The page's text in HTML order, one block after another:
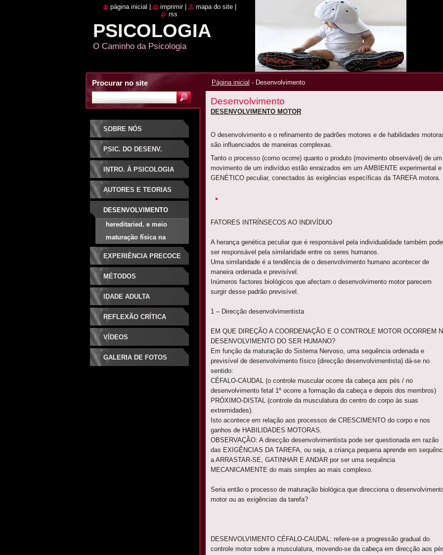
PSICOLOGIA
O Caminho da Psicologia
Página inicial - Desenvolvimento
Desenvolvimento
DESENVOLVIMENTO MOTOR
O desenvolvimento e o refinamento de padrões motores e de habilidades
são influenciados de maneiras complexas.
Tanto o processo (como ocorre) quanto o produto (movimento observável) de um
movimento de um indivíduo estão enraizados em um AMBIENTE experimental e
GENÉTICO peculiar, conectados às exigências específicas da TAREFA motora.
FATORES INTRÍNSECOS AO INDIVÍDUO
A herança genética peculiar que é responsável pela individualidade também pode
ser responsável pela similaridade entre os seres humanos.
Uma similaridade é a tendência de o desenvolvimento humano acontecer de
maneira ordenada e previsível.
Inúmeros factores biológicos que afectam o desenvolvimento motor parecem
surgir desse padrão previsível.
1 – Direcção desenvolvimentista
EM QUE DIREÇÃO A COORDENAÇÃO E O CONTROLE MOTOR OCORREM
DESENVOLVIMENTO DO SER HUMANO?
Em função da maturação do Sistema Nervoso, uma sequência ordenada e
previsível de desenvolvimento físico (direcção desenvolvimentista) dá-se no
sentido:
CÉFALO-CAUDAL (o controle muscular ocorre da cabeça aos pés / no
desenvolvimento fetal 1º ocorre a formação da cabeça e depois dos membros)
PRÓXIMO-DISTAL (controle da musculatura do centro do corpo às suas
extremidades).
Isto acontece em relação aos processos de CRESCIMENTO do corpo e nos
ganhos de HABILIDADES MOTORAS.
OBSERVAÇÃO: A direcção desenvolvimentista pode ser questionada em razão
das EXIGÊNCIAS DA TAREFA, ou seja, a criança pequena aprende em
a ARRASTAR-SE, GATINHAR E ANDAR por ser uma sequência
MECANICAMENTE do mais simples ao mais complexo.
Seria então o processo de maturação biológica que direcciona o
motor ou as exigências da tarefa?
DESENVOLVIMENTO CÉFALO-CAUDAL: refere-se a progressão gradual do
controle motor sobre a musculatura, movendo-se da cabeça em direcção aos
SOBRE NÓS
PSIC. DO DESENV.
INTRO. À PSICOLOGIA
AUTORES E TEORIAS
DESENVOLVIMENTO
hereditaried. e meio
maturação física na
adolescência
EXPERIÊNCIA PRECOCE
MÉTODOS
IDADE ADULTA
REFLEXÃO CRÍTICA
VÍDEOS
GALERIA DE FOTOS
Procurar no site
página inicial imprimir mapa do site
rss